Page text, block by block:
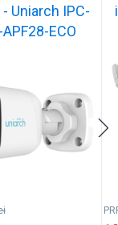
Uniarch IPC-
ECO